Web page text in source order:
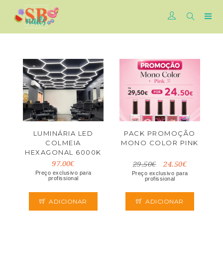
LUMINÁRIA LED
COLMEIA
HEXAGONAL 6000K
SB BARBER
97.00€
Preço exclusivo para
profissional
ADICIONAR
PACK PROMOÇÃO
MONO COLOR PINK
29.50€ 24.50€
Preço exclusivo para
profissional
ADICIONAR